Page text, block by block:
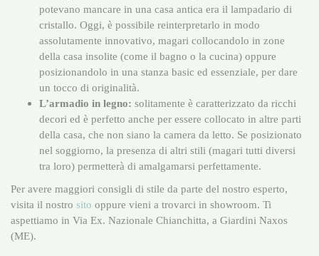
potevano mancare in una casa antica era il lampadario di
cristallo. Oggi, è possibile reinterpretarlo in modo
assolutamente innovativo, magari collocandolo in zone
della casa insolite (come il bagno o la cucina) oppure
posizionandolo in una stanza basic ed essenziale, per dare
un tocco di originalità.
L’armadio in legno: solitamente è caratterizzato da ricchi
decori ed è perfetto anche per essere collocato in altre parti
della casa, che non siano la camera da letto. Se posizionato
nel soggiorno, la presenza di altri stili (magari tutti diversi
tra loro) permetterà di amalgamarsi perfettamente.
Per avere maggiori consigli di stile da parte del nostro esperto,
visita il nostro sito oppure vieni a trovarci in showroom. Ti
aspettiamo in Via Ex. Nazionale Chianchitta, a Giardini Naxos
(ME).